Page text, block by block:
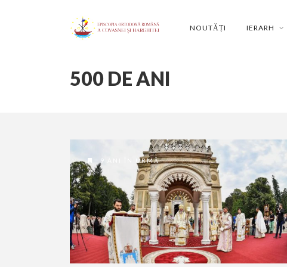
NOUTĂȚI IERARH
500 DE ANI
9 ANI ÎN URMĂ